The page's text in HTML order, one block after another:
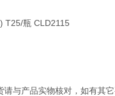
T25/瓶 CLD2115
请与产品实物核对，如有其